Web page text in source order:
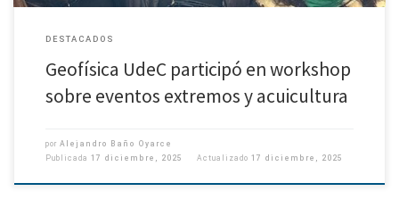
DESTACADOS
Geofísica UdeC participó en workshop
sobre eventos extremos y acuicultura
por Alejandro Baño Oyarce
Publicada 17 diciembre, 2025 Actualizado 17 diciembre, 2025